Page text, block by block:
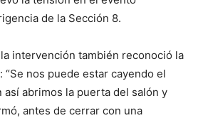
de la Sección 8.
intervención también reconoció la
nos puede estar cayendo el
así abrimos la puerta del salón y
antes de cerrar con una